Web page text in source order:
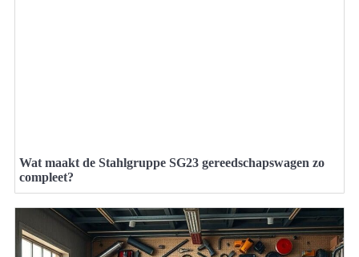
Wat maakt de Stahlgruppe SG23 gereedschapswagen zo
compleet?